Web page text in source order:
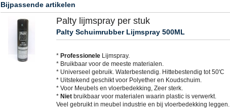
Bijpassende artikelen
Palty lijmspray per stuk
Palty Schuimrubber Lijmspray 500ML
* ProfessioneleLijmspray.
* Bruikbaar voor de meeste materialen.
* Universeel gebruik. Waterbestendig. Hittebestendig tot 50'C
* Uitstekend geschikt voor Polyether en Koudschuim.
* Voor Meubels en vloerbedekking, Zeer sterk.
* Nietbruikbaar voor materialen waarin plastic is verwerkt.
Veel gebruikt in meubel industrie en bij vloerbedekking leggen.